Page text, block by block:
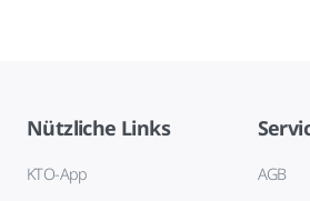
Nützliche Links
KTO-App
AGB